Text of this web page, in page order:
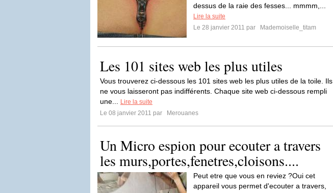
dessus de la raie des fesses... mmmm,...
Lire la suite
Le 28 janvier 2011 par
Mademoiselle_titam
Les 101 sites web les plus utiles
Vous trouverez ci-dessous les 101 sites web les plus utiles de la toile. Ils
ne vous laisseront pas indifférents. Chaque site web ci-dessous rempli
une...
Lire la suite
Le 08 janvier 2011 par
Merouanes
Un Micro espion pour ecouter a travers
les murs,portes,fenetres,cloisons....
Peut etre que vous en reviez ?Oui cet
appareil vous permet d'ecouter a travers,